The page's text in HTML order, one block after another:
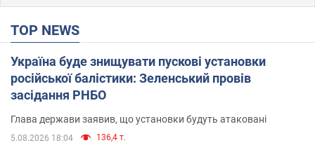
TOP NEWS
Україна буде знищувати пускові установки
російської балістики: Зеленський провів
засідання РНБО
Глава держави заявив, що установки будуть атаковані
5.08.2026 18:04 136,4 т.